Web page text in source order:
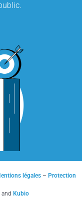
légales– Protection
Kubio